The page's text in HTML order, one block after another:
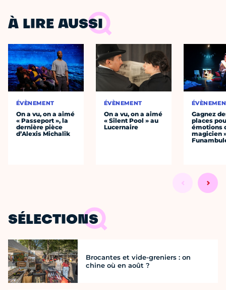
À LIRE AUSSI
ÉVÈNEMENT
On a vu, on a aimé
« Passeport », la
dernière pièce
d’Alexis Michalik
ÉVÈNEMENT
On a vu, on a aimé
« Silent Pool » au
Lucernaire
Gagnez
places
émotions
magicien
SÉLECTIONS
Brocantes et vide-greniers : on
chine où en août ?